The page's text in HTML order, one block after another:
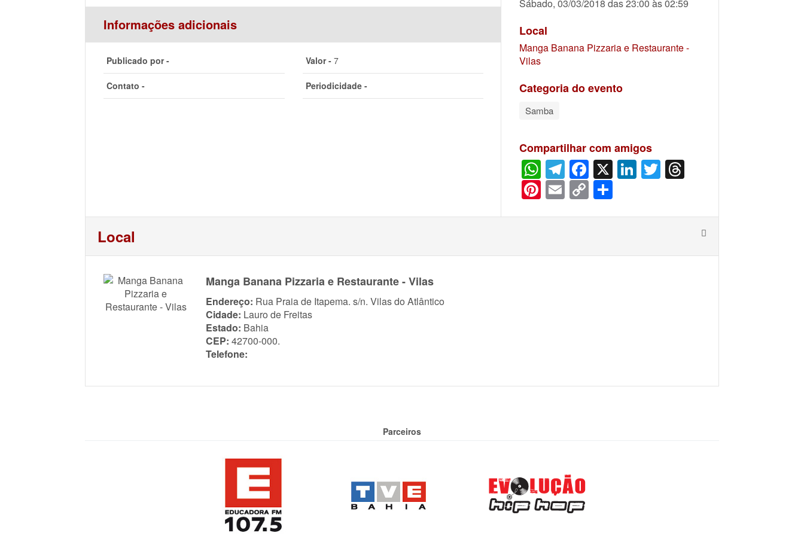
Informações adicionais
Publicado por - Valor -7
Contato - Periodicidade -
Sábado, 03/03/2018 das 23:00 às 02:59
Local
Manga Banana Pizzaria e Restaurante -
Vilas
Categoria do evento
Samba
Compartilhar com amigos
WhatsApp
Telegram
Facebook
X LinkedIn
Twitter
Pinterest
Email
Copy
Link
Local
Manga Banana Pizzaria e Restaurante - Vilas
Endereço: Rua Praia de Itapema. s/n. Vilas do Atlântico
Cidade: Lauro de Freitas
Estado: Bahia
CEP: 42700-000.
Telefone:
Parceiros